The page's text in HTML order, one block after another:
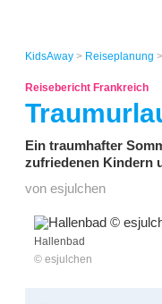
KidsAway > Reiseplanung >
Reisebericht Frankreich
Ein traumhafter
zufriedenen Kindern
von esjulchen
Hallenbad
© esjulchen